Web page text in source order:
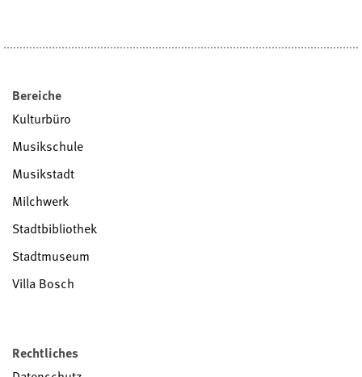
Bereiche
Kulturbüro
Musikschule
Musikstadt
Milchwerk
Stadtbibliothek
Stadtmuseum
Villa Bosch
Rechtliches